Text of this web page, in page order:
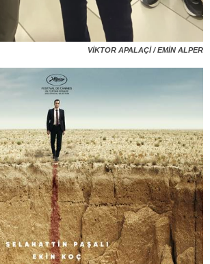
VİKTOR APALAÇİ / EMİN ALPER